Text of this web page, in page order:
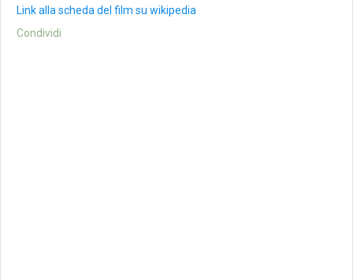
Link alla scheda del film su wikipedia
Condividi